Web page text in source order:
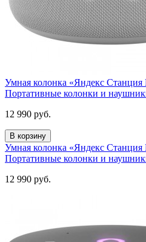
Умная колонка «Яндекс
Портативные колонки и
12 990 руб.
В корзину
Умная колонка «Яндекс
Портативные колонки и
12 990 руб.